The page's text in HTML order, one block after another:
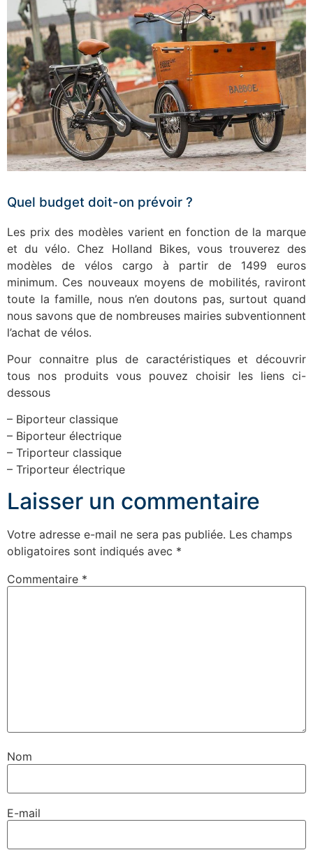
Quel budget doit-on prévoir ?
Les prix des modèles varient en fonction de la marque
et du vélo. Chez Holland Bikes, vous trouverez des
modèles de vélos cargo à partir de 1499 euros
minimum. Ces nouveaux moyens de mobilités, raviront
toute la famille, nous n’en doutons pas, surtout quand
nous savons que de nombreuses mairies subventionnent
l’achat de vélos.
Pour connaitre plus de caractéristiques et découvrir
tous nos produits vous pouvez choisir les liens ci-
dessous
– Biporteur classique
– Biporteur électrique
– Triporteur classique
– Triporteur électrique
Laisser un commentaire
Votre adresse e-mail ne sera pas publiée. Les champs
obligatoires sont indiqués avec *
Commentaire *
Nom
E-mail